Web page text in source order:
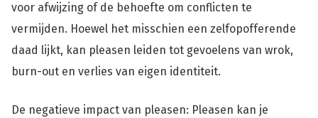
voor afwijzing of de behoefte om conflicten te
vermijden. Hoewel het misschien een zelfopofferende
daad lijkt, kan pleasen leiden tot gevoelens van wrok,
burn-out en verlies van eigen identiteit.
De negatieve impact van pleasen: Pleasen kan je